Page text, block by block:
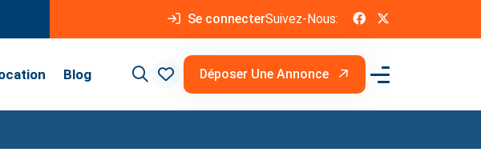
Se connecterSuivez-Nous:
Blog Déposer Une Annonce